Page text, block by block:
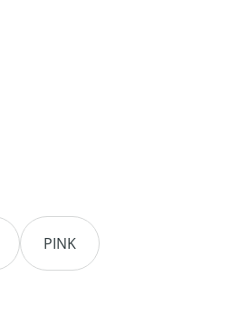
PINK